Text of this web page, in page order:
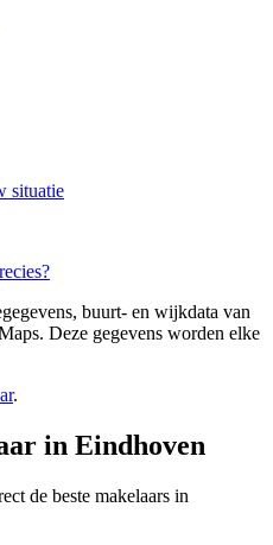
situatie
buurt- en wijkdata van
Deze gegevens worden elke
.
in Eindhoven
de beste makelaars in